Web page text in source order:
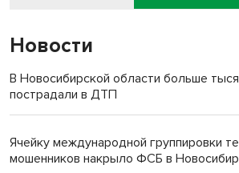
Новости
В Новосибирской области больше
пострадали в ДТП
Ячейку международной группировки
мошенников накрыло ФСБ в